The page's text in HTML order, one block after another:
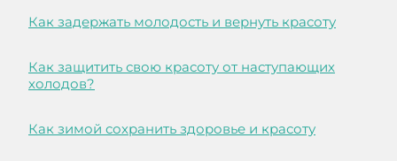
Как задержать молодость и вернуть красоту
Как защитить свою красоту от наступающих
холодов?
Как зимой сохранить здоровье и красоту